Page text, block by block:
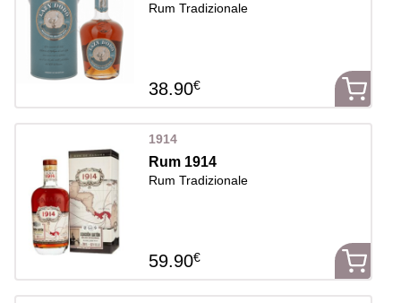
Rum Tradizionale
38.90€
1914
Rum 1914
Rum Tradizionale
59.90€